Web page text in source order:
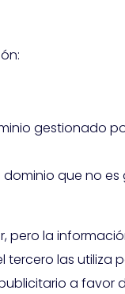
gestionado
que no
pero la
las utiliza
a favor